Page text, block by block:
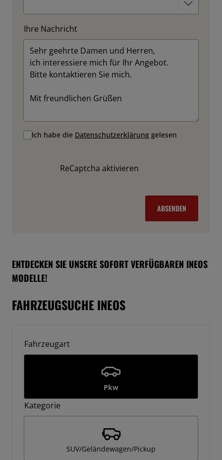
Ihre Nachricht
Ich habe die Datenschutzerklärung gelesen
ReCaptcha aktivieren
ABSENDEN
ENTDECKEN SIE UNSERE SOFORT VERFÜGBAREN INEOS
MODELLE!
FAHRZEUGSUCHE INEOS
Fahrzeugart
Pkw
Kategorie
SUV/Geländewagen/Pickup